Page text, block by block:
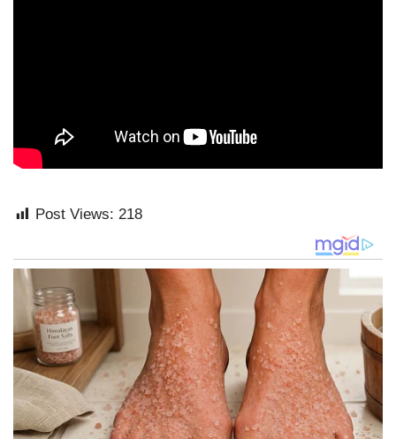
Post Views: 218